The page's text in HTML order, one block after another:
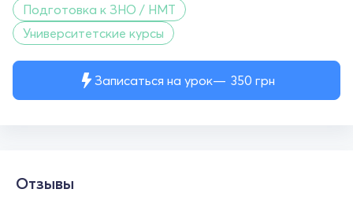
Записаться на урок 350 грн
Подготовка к ЗНО / НМТ
Университетские курсы
Отзывы